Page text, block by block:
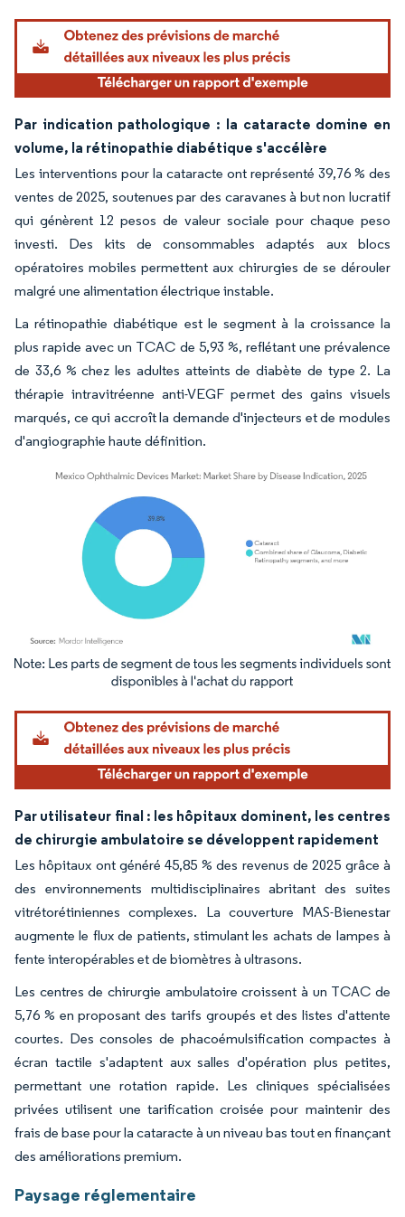
Par indication pathologique : la cataracte domine en
volume, la rétinopathie diabétique s'accélère
Les interventions pour la cataracte ont représenté 39,76 % des
ventes de 2025, soutenues par des caravanes à but non lucratif
qui génèrent 12 pesos de valeur sociale pour chaque peso
investi. Des kits de consommables adaptés aux blocs
opératoires mobiles permettent aux chirurgies de se dérouler
malgré une alimentation électrique instable.
La rétinopathie diabétique est le segment à la croissance la
plus rapide avec un TCAC de 5,93 %, reflétant une prévalence
de 33,6 % chez les adultes atteints de diabète de type 2. La
thérapie intravitréenne anti-VEGF permet des gains visuels
marqués, ce qui accroît la demande d'injecteurs et de modules
d'angiographie haute définition.
Image © Mordor Intelligence. La réutilisation nécessite une attribution sous CC BY
Par utilisateur final : les hôpitaux dominent, les centres
de chirurgie ambulatoire se développent rapidement
Les hôpitaux ont généré 45,85 % des revenus de 2025 grâce à
des environnements multidisciplinaires abritant des suites
vitrétorétiniennes complexes. La couverture MAS-Bienestar
augmente le flux de patients, stimulant les achats de lampes à
fente interopérables et de biomètres à ultrasons.
Les centres de chirurgie ambulatoire croissent à un TCAC de
5,76 % en proposant des tarifs groupés et des listes d'attente
courtes. Des consoles de phacoémulsification compactes à
écran tactile s'adaptent aux salles d'opération plus petites,
permettant une rotation rapide. Les cliniques spécialisées
privées utilisent une tarification croisée pour maintenir des
frais de base pour la cataracte à un niveau bas tout en finançant
des améliorations premium.
Paysage réglementaire